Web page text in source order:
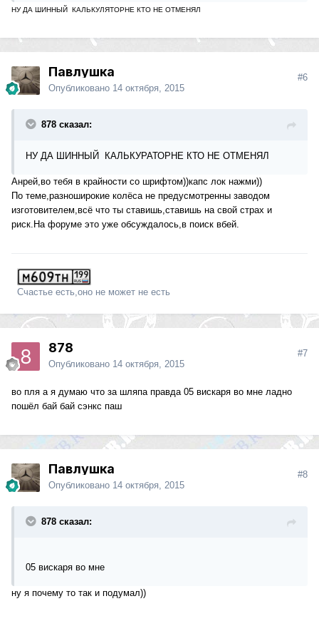
НУ ДА ШИННЫЙ КАЛЬКУЛЯТОРНЕ КТО НЕ ОТМЕНЯЛ
Павлушка
Опубликовано 14 октября, 2015
#6
878 сказал:
НУ ДА ШИННЫЙ КАЛЬКУРАТОРНЕ КТО НЕ ОТМЕНЯЛ
Анрей,во тебя в крайности со шрифтом))капс лок нажми))
По теме,разноширокие колёса не предусмотренны заводом
изготовителем,всё что ты ставишь,ставишь на свой страх и
риск.На форуме это уже обсуждалось,в поиск вбей.
Счастье есть,оно не может не есть
878
Опубликовано 14 октября, 2015
#7
во пля а я думаю что за шляпа правда 05 вискаря во мне ладно
пошёл бай бай сэнкс паш
Павлушка
Опубликовано 14 октября, 2015
#8
878 сказал:
05 вискаря во мне
ну я почему то так и подумал))